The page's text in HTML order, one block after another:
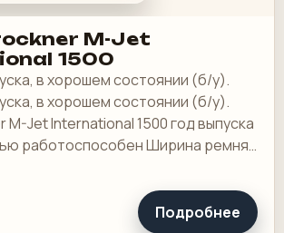
M-Jet
1500
в хорошем состоянии (б/у).
в хорошем состоянии (б/у).
M-Jet International 1500 год выпуска
работоспособен Ширина ремня
Подробнее